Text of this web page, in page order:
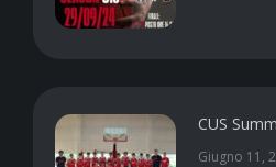
CUS
Giugno 11,